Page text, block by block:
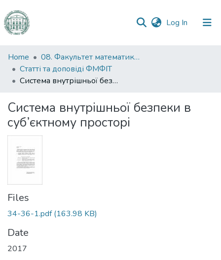
Log In (current)
Communities
&
Collections
Statistics
Home
08. Факультет математики, фізики та інформаційних технологій
Статті та доповіді ФМФІТ
Система внутрішньої безпеки в суб’єктному просторі
Система внутрішньої безпеки в
суб’єктному просторі
Files
34-36-1.pdf(163.98 KB)
Date
2017